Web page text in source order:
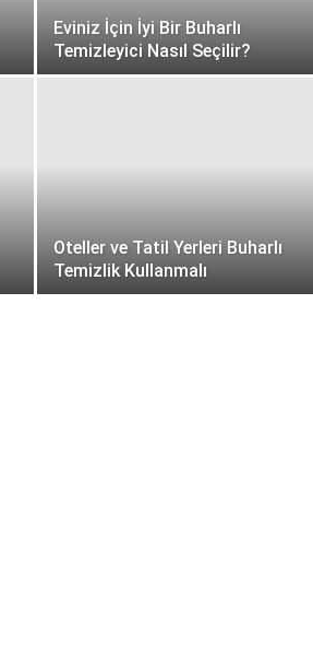
Eviniz İçin İyi Bir Buharlı
Temizleyici Nasıl Seçilir?
Oteller ve Tatil Yerleri Buharlı
Temizlik Kullanmalı